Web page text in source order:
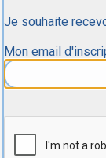
Je souhaite
Mon email